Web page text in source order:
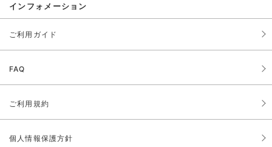
インフォメーション
ご利用ガイド
FAQ
ご利用規約
個人情報保護方針